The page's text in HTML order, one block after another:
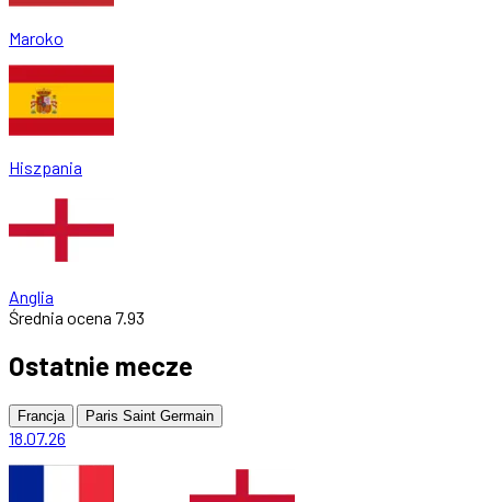
Maroko
Hiszpania
Anglia
Średnia ocena 7.93
Ostatnie mecze
Francja Paris Saint Germain
18.07.26